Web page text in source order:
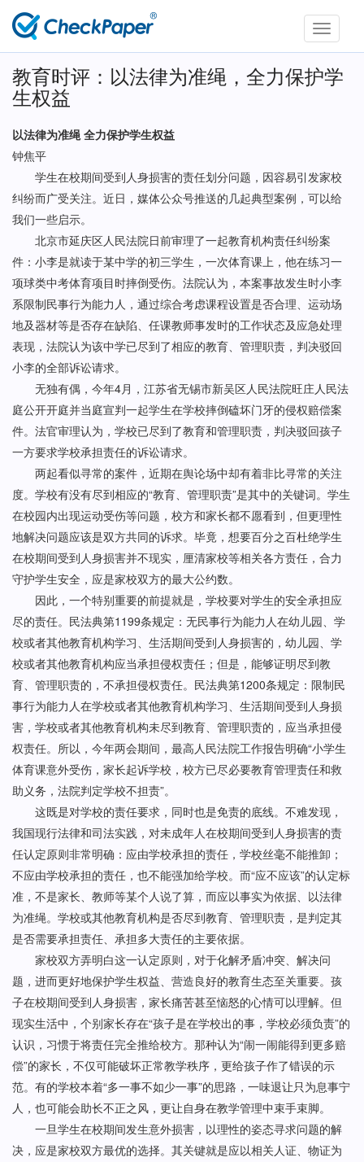
Toggle
教育时评：以法律为准绳，全力保护学
生权益
以法律为准绳 全力保护学生权益
钟焦平
学生在校期间受到人身损害的责任划分问题，因容易引发家校
纠纷而广受关注。近日，媒体公众号推送的几起典型案例，可以给
我们一些启示。
北京市延庆区人民法院日前审理了一起教育机构责任纠纷案
件：小李是就读于某中学的初三学生，一次体育课上，他在练习一
项球类中考体育项目时摔倒受伤。法院认为，本案事故发生时小李
系限制民事行为能力人，通过综合考虑课程设置是否合理、运动场
地及器材等是否存在缺陷、任课教师事发时的工作状态及应急处理
表现，法院认为该中学已尽到了相应的教育、管理职责，判决驳回
小李的全部诉讼请求。
无独有偶，今年4月，江苏省无锡市新吴区人民法院旺庄人民法
庭公开开庭并当庭宣判一起学生在学校摔倒磕坏门牙的侵权赔偿案
件。法官审理认为，学校已尽到了教育和管理职责，判决驳回孩子
一方要求学校承担责任的诉讼请求。
两起看似寻常的案件，近期在舆论场中却有着非比寻常的关注
度。学校有没有尽到相应的“教育、管理职责”是其中的关键词。学生
在校园内出现运动受伤等问题，校方和家长都不愿看到，但更理性
地解决问题应该是双方共同的诉求。毕竟，想要百分之百杜绝学生
在校期间受到人身损害并不现实，厘清家校等相关各方责任，合力
守护学生安全，应是家校双方的最大公约数。
因此，一个特别重要的前提就是，学校要对学生的安全承担应
尽的责任。民法典第1199条规定：无民事行为能力人在幼儿园、学
校或者其他教育机构学习、生活期间受到人身损害的，幼儿园、学
校或者其他教育机构应当承担侵权责任；但是，能够证明尽到教
育、管理职责的，不承担侵权责任。民法典第1200条规定：限制民
事行为能力人在学校或者其他教育机构学习、生活期间受到人身损
害，学校或者其他教育机构未尽到教育、管理职责的，应当承担侵
权责任。所以，今年两会期间，最高人民法院工作报告明确“小学生
体育课意外受伤，家长起诉学校，校方已尽必要教育管理责任和救
助义务，法院判定学校不担责”。
这既是对学校的责任要求，同时也是免责的底线。不难发现，
我国现行法律和司法实践，对未成年人在校期间受到人身损害的责
任认定原则非常明确：应由学校承担的责任，学校丝毫不能推卸；
不应由学校承担的责任，也不能强加给学校。而“应不应该”的认定标
准，不是家长、教师等某个人说了算，而应以事实为依据、以法律
为准绳。学校或其他教育机构是否尽到教育、管理职责，是判定其
是否需要承担责任、承担多大责任的主要依据。
家校双方弄明白这一认定原则，对于化解矛盾冲突、解决问
题，进而更好地保护学生权益、营造良好的教育生态至关重要。孩
子在校期间受到人身损害，家长痛苦甚至恼怒的心情可以理解。但
现实生活中，个别家长存在“孩子是在学校出的事，学校必须负责”的
认识，习惯于将责任完全推给校方。那种认为“闹一闹能得到更多赔
偿”的家长，不仅可能破坏正常教学秩序，更给孩子作了错误的示
范。有的学校本着“多一事不如少一事”的思路，一味退让只为息事宁
人，也可能会助长不正之风，更让自身在教学管理中束手束脚。
一旦学生在校期间发生意外损害，以理性的姿态寻求问题的解
决，应是家校双方最优的选择。其关键就是应以相关人证、物证为